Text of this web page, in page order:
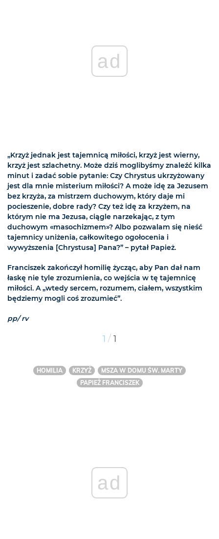
ad
„Krzyż jednak jest tajemnicą miłości, krzyż jest wierny,
krzyż jest szlachetny. Może dziś moglibyśmy znaleźć kilka
minut i zadać sobie pytanie: Czy Chrystus ukrzyżowany
jest dla mnie misterium miłości? A może idę za Jezusem
bez krzyża, za mistrzem duchowym, który daje mi
pocieszenie, dobre rady? Czy też idę za krzyżem, na
którym nie ma Jezusa, ciągle narzekając, z tym
duchowym «masochizmem»? Albo pozwalam się nieść
tajemnicy uniżenia, całkowitego ogołocenia i
wywyższenia [Chrystusa] Pana?” – pytał Papież.
Franciszek zakończył homilię życząc, aby Pan dał nam
łaskę nie tyle zrozumienia, co wejścia w tę tajemnicę
miłości. A „wtedy sercem, rozumem, ciałem, wszystkim
będziemy mogli coś zrozumieć”.
pp/ rv
1 / 1
HOMILIA KRZYŻ
MSZA W DOMU ŚW. MARTY
PAPIEŻ FRANCISZEK
ad